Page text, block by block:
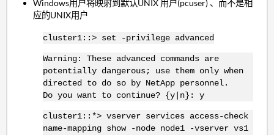
Windows用户将映射到默认UNIX 用户(pcuser) 、而不是相
应的UNIX用户
cluster1::> set -privilege advanced
Warning: These advanced commands are
potentially dangerous; use them only when
directed to do so by NetApp personnel.
Do you want to continue? {y|n}: y
cluster1::*> vserver services access-check
name-mapping show -node node1 -vserver vs1